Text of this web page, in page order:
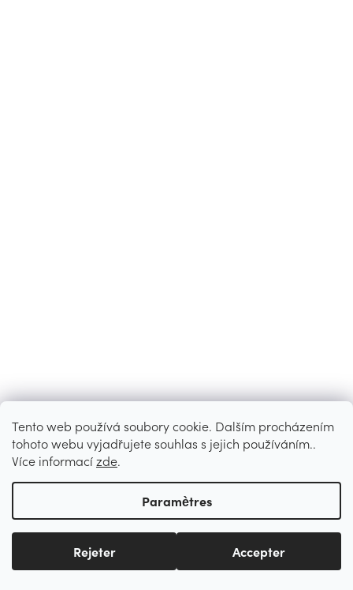
Tento web používá soubory cookie. Dalším procházením
tohoto webu vyjadřujete souhlas s jejich používáním..
Více informacízde.
Paramètres
Rejeter Accepter